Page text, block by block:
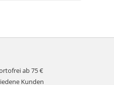
ab 75 €
Kunden